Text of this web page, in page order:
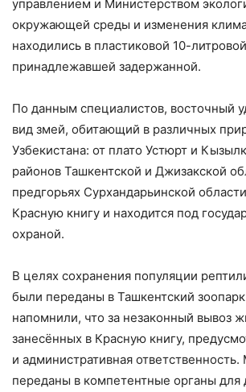
управлением и Министерством
окружающей среды и изменения
находились в пластиковой 10-
принадлежавшей задержанной.
По данным специалистов, восточный
вид змей, обитающий в различных
Узбекистана: от плато Устюрт и
районов Ташкентской и Джизакской
предгорьях Сурхандарьинской
Красную книгу и находится под
охраной.
В целях сохранения популяции
были переданы в Ташкентский
напомнили, что за незаконный вывоз
занесённых в Красную книгу,
и административная
переданы в компетентные органы для